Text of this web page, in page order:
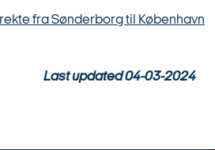
fra Sønderborg til København
Last updated04-03-2024